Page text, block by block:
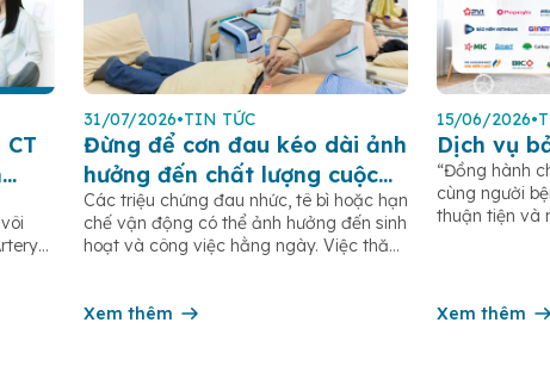
31/07/2026•TIN TỨC
Đừng để cơn đau kéo dài ảnh
hưởng đến chất lượng cuộc
sống
Các triệu chứng đau nhức, tê bì hoặc hạn
chế vận động có thể ảnh hưởng đến sinh
hoạt và công việc hằng ngày. Việc thăm
xương khớp mạn tính, teo cơ hoặc biến
Xem thêm
15/06/2026•
Dịch vụ
“Đồng hành
cùng người
thuận tiện và
nhiều tiện ích:
Xem thêm